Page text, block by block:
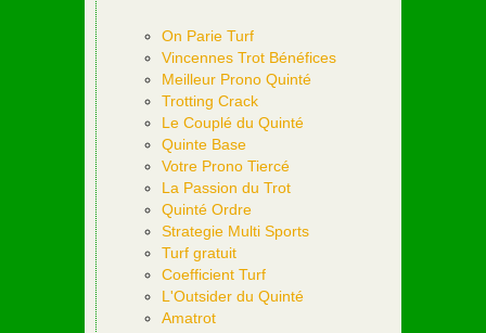
On Parie Turf
Vincennes Trot Bénéfices
Meilleur Prono Quinté
Trotting Crack
Le Couplé du Quinté
Quinte Base
Votre Prono Tiercé
La Passion du Trot
Quinté Ordre
Strategie Multi Sports
Turf gratuit
Coefficient Turf
L'Outsider du Quinté
Amatrot